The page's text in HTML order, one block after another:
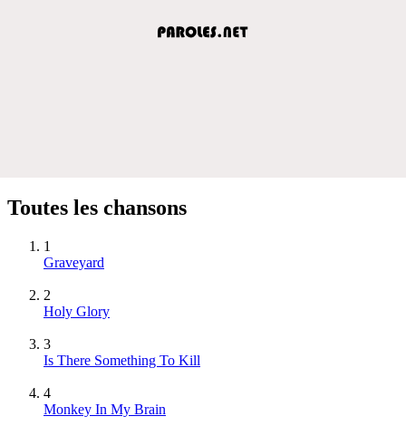
Toutes les chansons
1
Graveyard
2
Holy Glory
3
Is There Something To Kill
4
Monkey In My Brain